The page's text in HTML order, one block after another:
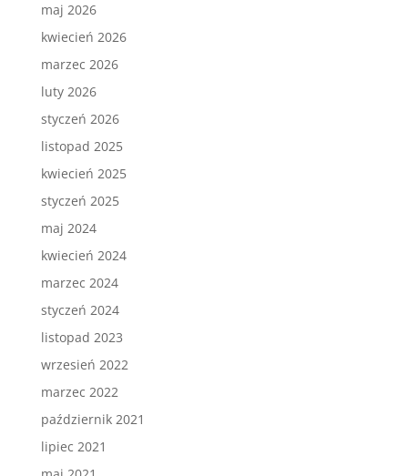
maj 2026
kwiecień 2026
marzec 2026
luty 2026
styczeń 2026
listopad 2025
kwiecień 2025
styczeń 2025
maj 2024
kwiecień 2024
marzec 2024
styczeń 2024
listopad 2023
wrzesień 2022
marzec 2022
październik 2021
lipiec 2021